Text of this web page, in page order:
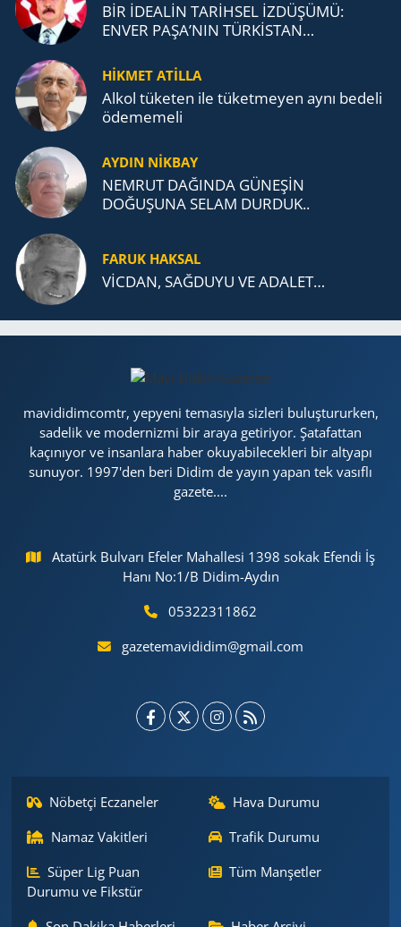
BİR İDEALİN TARİHSEL İZDÜŞÜMÜ:
ENVER PAŞA’NIN TÜRKİSTAN
TEŞKİLATI’NA UZANAN MİRASI
HİKMET ATİLLA
Alkol tü­ke­ten ile tü­ket­me­yen aynı be­de­li
öde­me­me­li
AYDIN NİKBAY
NEMRUT DAĞINDA GÜNEŞİN
DOĞUŞUNA SELAM DURDUK..
FARUK HAKSAL
VİCDAN, SAĞ­DU­YU VE ADA­LET…
mavididimcomtr, yepyeni temasıyla sizleri buluştururken,
sadelik ve modernizmi bir araya getiriyor. Şatafattan
kaçınıyor ve insanlara haber okuyabilecekleri bir altyapı
sunuyor. 1997'den beri Didim de yayın yapan tek vasıflı
gazete....
Atatürk Bulvarı Efeler Mahallesi 1398 sokak Efendi İş
Hanı No:1/B Didim-Aydın
05322311862
gazetemavididim@gmail.com
Nöbetçi Eczaneler
Hava Durumu
Namaz Vakitleri
Trafik Durumu
Süper Lig Puan
Durumu ve Fikstür
Tüm Manşetler